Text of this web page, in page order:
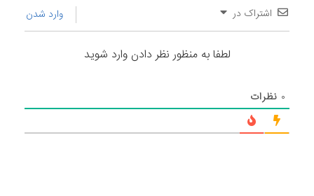
اشتراک در وارد شدن
لطفا به منظور نظر دادن وارد شوید
۰ نظرات